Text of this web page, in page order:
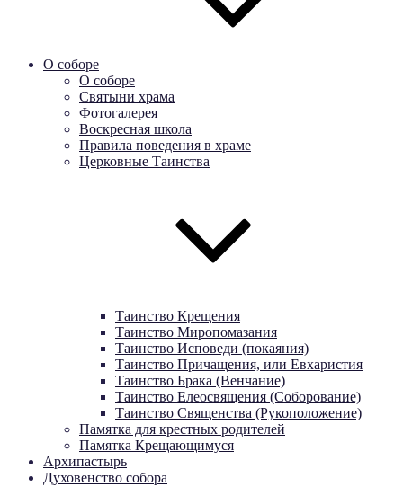
О соборе
О соборе
Святыни храма
Фотогалерея
Воскресная школа
Правила поведения в храме
Церковные Таинства
Таинство Крещения
Таинство Миропомазания
Таинство Исповеди (покаяния)
Таинство Причащения, или Евхаристия
Таинство Брака (Венчание)
Таинство Елеосвящения (Соборование)
Таинство Священства (Рукоположение)
Памятка для крестных родителей
Памятка Крещающимуся
Архипастырь
Духовенство собора